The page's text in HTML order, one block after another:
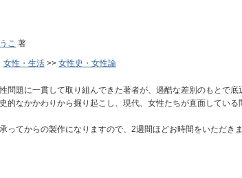
こ 著
女性・生活 >> 女性史・女性論
問題に一貫して取り組んできた著者が、過酷な差別のもとで底
的なかかわりから掘り起こし、現代、女性たちが直面している
ってからの製作になりますので、2週間ほどお時間をいただきま